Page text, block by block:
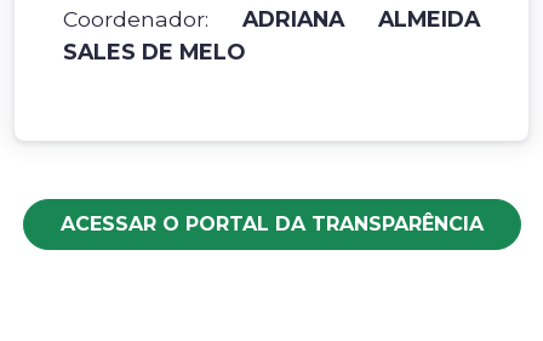
Coordenador: ADRIANA ALMEIDA
SALES DE MELO
ACESSAR O PORTAL DA TRANSPARÊNCIA